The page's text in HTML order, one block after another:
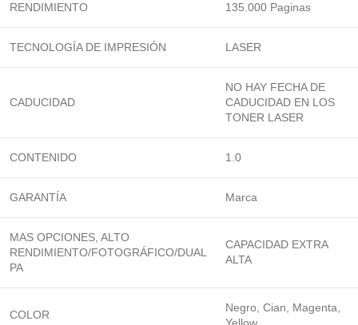
RENDIMIENTO 135.000 Paginas
TECNOLOGÍA DE IMPRESIÓN LASER
CADUCIDAD
NO HAY FECHA DE
CADUCIDAD EN LOS
TONER LASER
CONTENIDO 1.0
GARANTÍA Marca
MAS OPCIONES, ALTO
RENDIMIENTO/FOTOGRÁFICO/DUAL
PA
CAPACIDAD EXTRA
ALTA
COLOR
Negro, Cian, Magenta,